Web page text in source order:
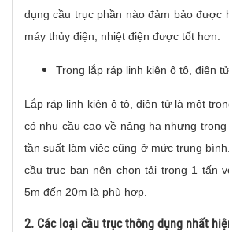
dụng cầu trục phần nào đảm bảo được
máy thủy điện, nhiệt điện được tốt hơn.
Trong lắp ráp linh kiện ô tô, điện tử
Lắp ráp linh kiện ô tô, điện tử là một
có nhu cầu cao về nâng hạ nhưng
tần suất làm việc cũng ở mức trung
cầu trục bạn nên chọn tải trọng 1 tấn
5m đến 20m là phù hợp.
2. Các loại cầu trục thông dụng nhất